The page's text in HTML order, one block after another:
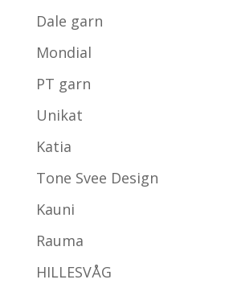
Dale garn
Mondial
PT garn
Unikat
Katia
Tone Svee Design
Kauni
Rauma
HILLESVÅG